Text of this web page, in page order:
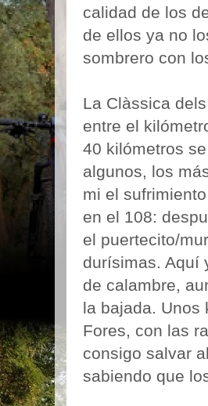
calidad de los
de ellos ya no
sombrero con
La Clàssica
entre el
40 kilómetros
algunos, los
mi el
en el 108:
el puertecito/
durísimas. Aquí
de calambre,
la bajada. Unos
Fores, con las
consigo salvar
sabiendo que